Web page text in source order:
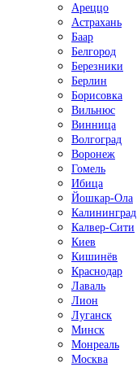
Ареццо
Астрахань
Баар
Белгород
Березники
Берлин
Борисовка
Вильнюс
Винница
Волгоград
Воронеж
Гомель
Ибица
Йошкар-Ола
Калининград
Калвер-Сити
Киев
Кишинёв
Краснодар
Лаваль
Лион
Луганск
Минск
Монреаль
Москва